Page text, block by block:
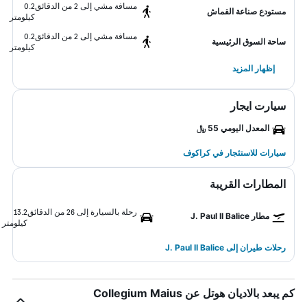
مستودع صناعة القماش
مسافة مشي إلى 2 من الدقائق
0.2
كيلومتر
ساحة السوق الرئيسية
مسافة مشي إلى 2 من الدقائق
0.2
كيلومتر
إظهار المزيد
سيارت ايجار
المعدل اليومي 55 ﷼
سيارات للاستئجار في كراكوف
المطارات القريبة
مطار J. Paul II Balice رحلة بالسيارة إلى 26 من الدقائق
13.2
كيلومتر
رحلات طيران إلى J. Paul II Balice
كم يبعد بالاديان هوتل عن Collegium Maius